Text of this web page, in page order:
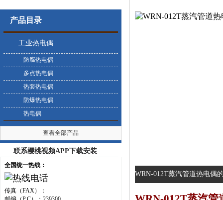
产品目录
工业热电偶
防腐热电偶
多点热电偶
热套热电偶
防爆热电偶
热电偶
查看全部产品
联系樱桃视频APP下载安装
全国统一热线：
传真（FAX）：
WRN-012T蒸汽管道热电偶的详